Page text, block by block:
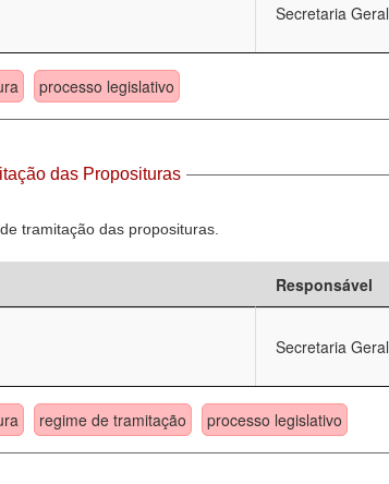
Secretaria
processo legislativo
das Proposituras
tramitação das proposituras.
Responsável
Secretaria
regime de tramitação processo legislativo